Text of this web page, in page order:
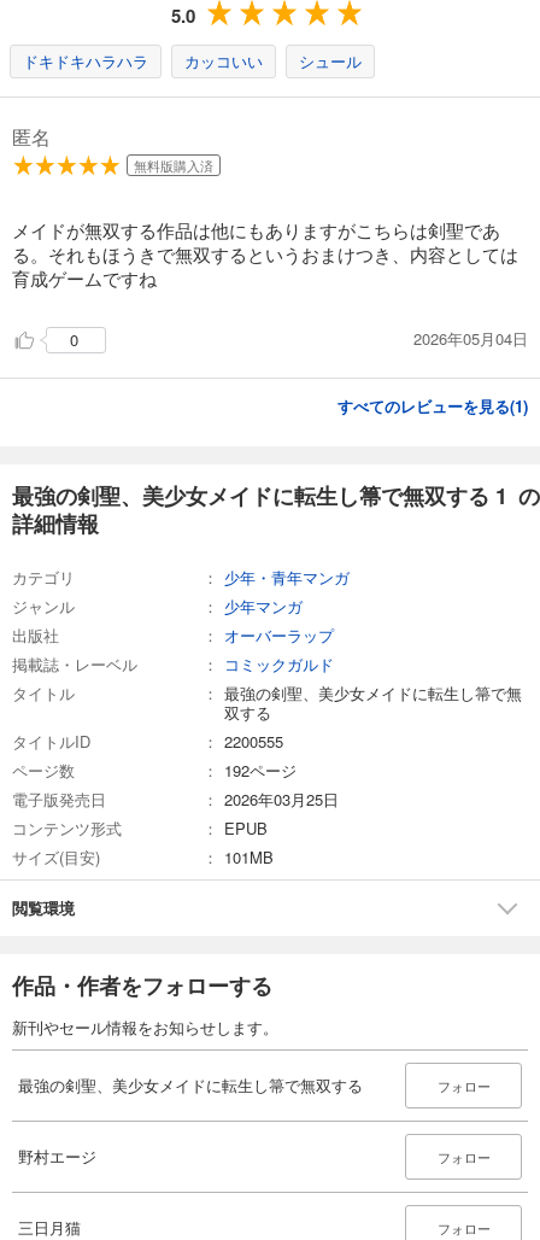
5.0
ドキドキハラハラ カッコいい シュール
匿名
無料版購入済
メイドが無双する作品は他にもありますがこちらは剣聖であ
る。それもほうきで無双するというおまけつき、内容としては
育成ゲームですね
0 2026年05月04日
すべてのレビューを見る(1)
最強の剣聖、美少女メイドに転生し箒で無双する 1 の
詳細情報
カテゴリ
少年・青年マンガ
ジャンル
少年マンガ
出版社
オーバーラップ
掲載誌・レーベル
コミックガルド
タイトル
最強の剣聖、美少女メイドに転生し箒で無
双する
タイトルID
2200555
ページ数
192ページ
電子版発売日
2026年03月25日
コンテンツ形式
EPUB
サイズ(目安)
101MB
閲覧環境
作品・作者をフォローする
新刊やセール情報をお知らせします。
最強の剣聖、美少女メイドに転生し箒で無双する フォロー
野村エージ フォロー
三日月猫 フォロー